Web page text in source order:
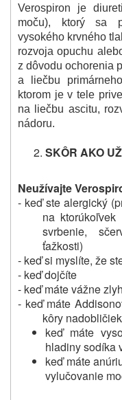
Verospiron je
moču), ktorý sa
vysokého krvného
rozvoja opuchu
z dôvodu ochorenia
a liečbu
ktorom je v tele
na liečbu ascitu,
nádoru.
SKÔR AKO
Neužívajte
- keď ste alergický
na
svrbenie,
ťažkosti)
- keď si myslíte, že
- keď dojčíte
- keď máte vážne
- keď máte
kôry
keď máte
hladiny sodíka
keď máte
vylučovanie